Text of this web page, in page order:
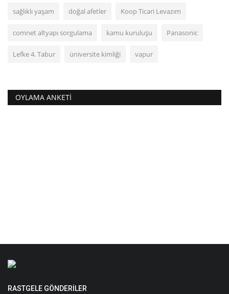
sağlıklı yaşam doğal afetler Koop Ticari Levazım
comnet altyapı sorgulama kamu kuruluşu Panasonic
Lefke 4. Tabur üniversite kimliği vapur
OYLAMA ANKETI
RASTGELE GÖNDERILER